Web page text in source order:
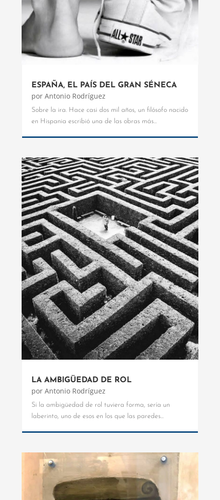
ESPAÑA, EL PAÍS DEL GRAN SÉNECA
por Antonio Rodríguez
Sobre la ira. Hace casi dos mil años, un filósofo nacido
en Hispania escribió una de las obras más...
LA AMBIGÜEDAD DE ROL
por Antonio Rodríguez
Si la ambigüedad de rol tuviera forma, sería un
laberinto, uno de esos en los que las paredes...